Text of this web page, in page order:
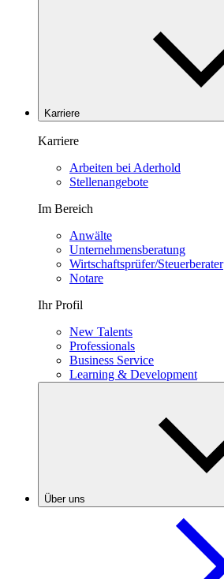
Karriere
Karriere
Arbeiten bei Aderhold
Stellenangebote
Im Bereich
Anwälte
Unternehmensberatung
Wirtschaftsprüfer/Steuerberater
Notare
Ihr Profil
New Talents
Professionals
Business Service
Learning & Development
Über uns